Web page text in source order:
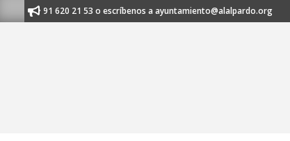
to
al 91 620 21 53 o escríbenos a ayuntamiento@alalpardo.org